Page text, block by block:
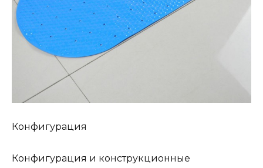
Конфигурация
Конфигурация и конструкционные